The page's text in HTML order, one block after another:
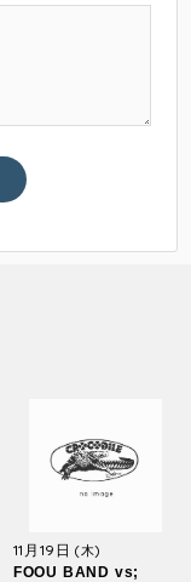
11月19日 (木)
FOOU BAND vs;